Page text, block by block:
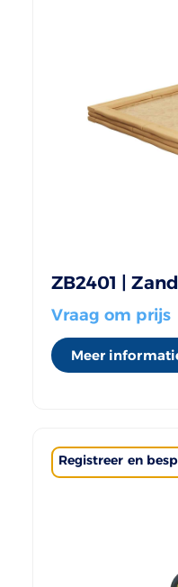
ZB2401 |
Vraag om prijs
Meer
Registreer en